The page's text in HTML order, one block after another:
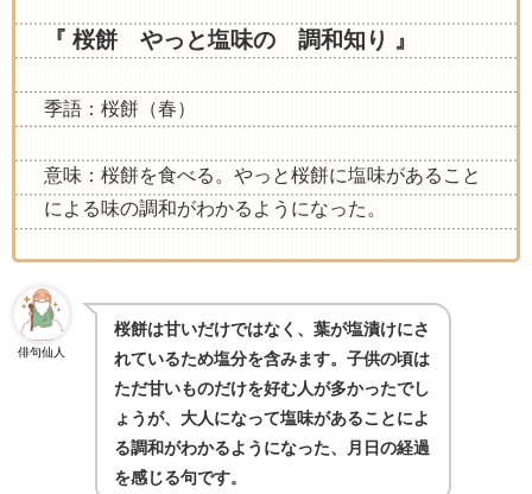
『 桜餅 やっと塩味の 調和知り 』
季語：桜餅（春）
意味：桜餅を食べる。やっと桜餅に塩味があること
による味の調和がわかるようになった。
俳句仙人
桜餅は甘いだけではなく、葉が塩漬けにさ
れているため塩分を含みます。子供の頃は
ただ甘いものだけを好む人が多かったでし
ょうが、大人になって塩味があることによ
る調和がわかるようになった、月日の経過
を感じる句です